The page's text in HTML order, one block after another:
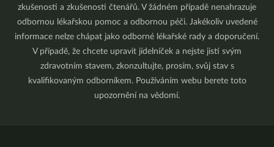
zkušenosti a zkušenosti čtenářů. V žádném případě nenahrazuje
odbornou lékařskou pomoc a odbornou péči. Jakékoliv uvedené
informace nelze chápat jako odborné lékařské rady a doporučení.
V případě, že chcete upravit jídelníček a nejste jistí svým
zdravotním stavem, zkonzultujte, prosím, svůj stav s
kvalifikovaným odborníkem. Používáním webu berete toto
upozornění na vědomí.